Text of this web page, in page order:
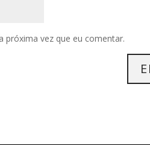
próxima vez que eu comentar.